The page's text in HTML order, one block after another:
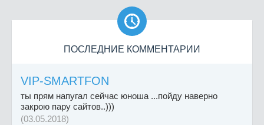

ПОСЛЕДНИЕ КОММЕНТАРИИ
VIP-SMARTFON
ты прям напугал сейчас юноша ...пойду наверно
закрою пару сайтов..)))
(03.05.2018)